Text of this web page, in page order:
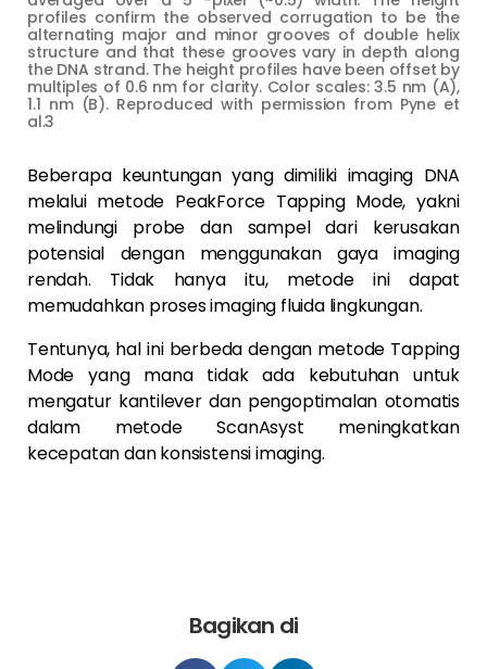
profiles confirm the observed corrugation to be the
alternating major and minor grooves of double helix
structure and that these grooves vary in depth along
the DNA strand. The height profiles have been offset by
multiples of 0.6 nm for clarity. Color scales: 3.5 nm (A),
1.1 nm (B). Reproduced with permission from Pyne et
al.3
Beberapa keuntungan yang dimiliki imaging DNA
melalui metode PeakForce Tapping Mode, yakni
melindungi probe dan sampel dari kerusakan
potensial dengan menggunakan gaya imaging
rendah. Tidak hanya itu, metode ini dapat
memudahkan proses imaging fluida lingkungan.
Tentunya, hal ini berbeda dengan metode Tapping
Mode yang mana tidak ada kebutuhan untuk
mengatur kantilever dan pengoptimalan otomatis
dalam metode ScanAsyst meningkatkan
kecepatan dan konsistensi imaging.
Bagikan di